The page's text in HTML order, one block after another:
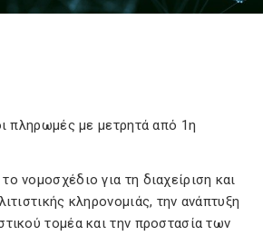
πληρωμές με μετρητά από 1η
νομοσχέδιο για τη διαχείριση και
κληρονομιάς, την ανάπτυξη
τομέα και την προστασία των